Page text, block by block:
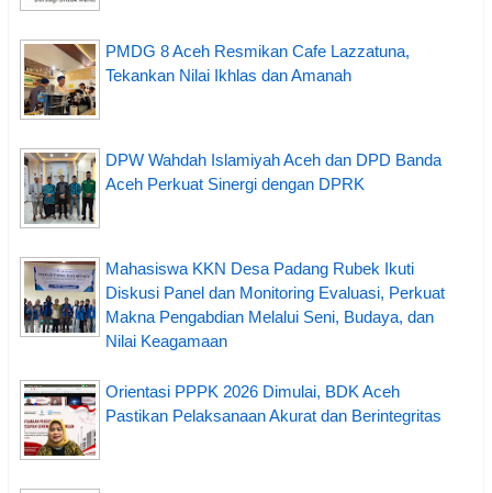
PMDG 8 Aceh Resmikan Cafe Lazzatuna,
Tekankan Nilai Ikhlas dan Amanah
DPW Wahdah Islamiyah Aceh dan DPD Banda
Aceh Perkuat Sinergi dengan DPRK
Mahasiswa KKN Desa Padang Rubek Ikuti
Diskusi Panel dan Monitoring Evaluasi, Perkuat
Makna Pengabdian Melalui Seni, Budaya, dan
Nilai Keagamaan
Orientasi PPPK 2026 Dimulai, BDK Aceh
Pastikan Pelaksanaan Akurat dan Berintegritas